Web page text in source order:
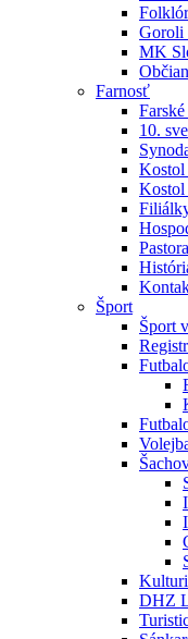
Goroli
MK
Farnosť
10.
Kostol
Kostol
Šport
Šport
DHZ